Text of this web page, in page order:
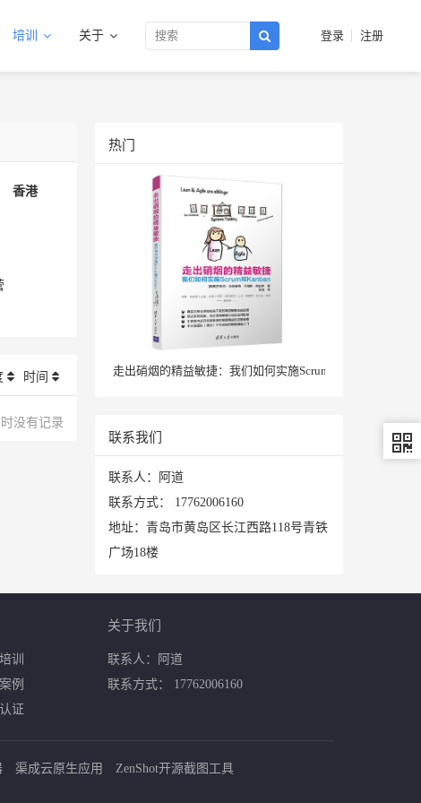
培训 关于 登录 注册
香港
时间
没有记录
热门
走出硝烟的精益敏捷：我们如何实施Scrum和Kanban
联系我们
联系人：阿道
联系方式： 17762006160
地址：青岛市黄岛区长江西路118号青铁
广场18楼
训
例
证
关于我们
联系人：阿道
联系方式： 17762006160
渠成云原生应用
ZenShot开源截图工具